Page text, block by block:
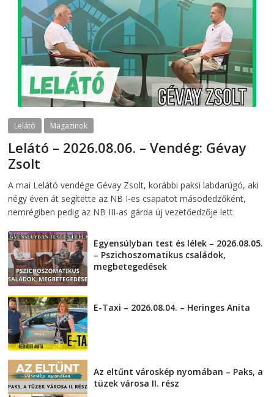
Lelátó Magazinok
Lelátó – 2026.08.06. – Vendég: Gévay
Zsolt
A mai Lelátó vendége Gévay Zsolt, korábbi paksi labdarúgó, aki
négy éven át segítette az NB I-es csapatot másodedzőként,
nemrégiben pedig az NB III-as gárda új vezetőedzője lett.
Egyensúlyban test és lélek – 2026.08.05.
– Pszichoszomatikus családok,
megbetegedések
E-Taxi – 2026.08.04. – Heringes Anita
Az eltűnt városkép nyomában – Paks, a
tüzek városa II. rész